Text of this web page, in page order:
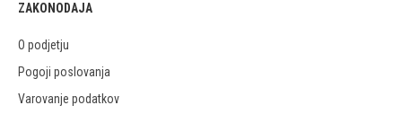
ZAKONODAJA
O podjetju
Pogoji poslovanja
Varovanje podatkov